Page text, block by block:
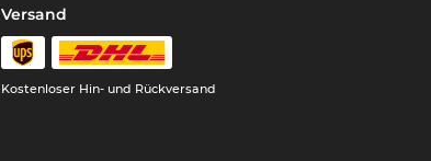
Versand
Kostenloser Hin- und Rückversand